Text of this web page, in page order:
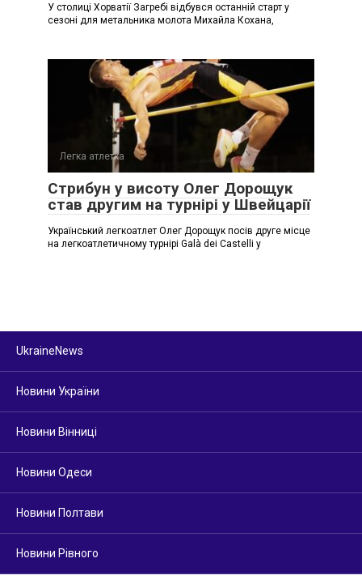
У столиці Хорватії Загребі відбувся останній старт у
сезоні для метальника молота Михайла Кохана,
Легка атлетка
Стрибун у висоту Олег Дорощук
став другим на турнірі у Швейцарії
Український легкоатлет Олег Дорощук посів друге місце
на легкоатлетичному турнірі Galà dei Castelli у
UkraineNews
Новини України
Новини Вінниці
Новини Одеси
Новини Полтави
Новини Рівного